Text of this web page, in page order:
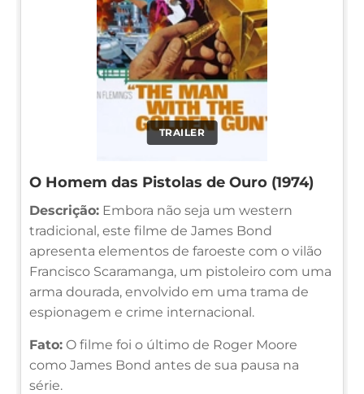
TRAILER
O Homem das Pistolas de Ouro (1974)
Descrição: Embora não seja um western
tradicional, este filme de James Bond
apresenta elementos de faroeste com o vilão
Francisco Scaramanga, um pistoleiro com uma
arma dourada, envolvido em uma trama de
espionagem e crime internacional.
Fato: O filme foi o último de Roger Moore
como James Bond antes de sua pausa na
série.